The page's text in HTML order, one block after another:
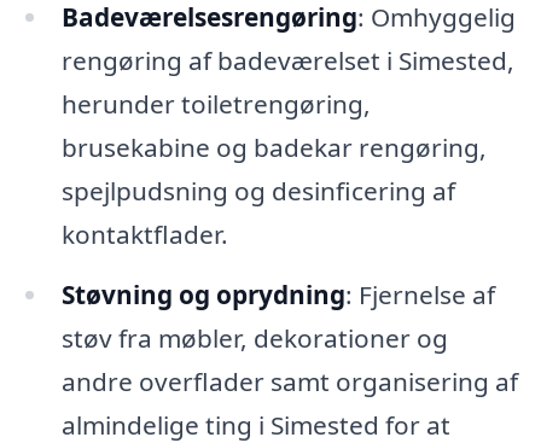
Badeværelsesrengøring: Omhyggelig
rengøring af badeværelset i Simested,
herunder toiletrengøring,
brusekabine og badekar rengøring,
spejlpudsning og desinficering af
kontaktflader.
Støvning og oprydning: Fjernelse af
støv fra møbler, dekorationer og
andre overflader samt organisering af
almindelige ting i Simested for at